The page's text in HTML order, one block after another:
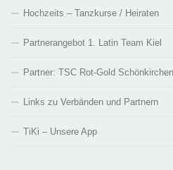
Hochzeits – Tanzkurse / Heiraten
Partnerangebot 1. Latin Team Kiel
Partner: TSC Rot-Gold Schönkirchen
Links zu Verbänden und Partnern
TiKi – Unsere App